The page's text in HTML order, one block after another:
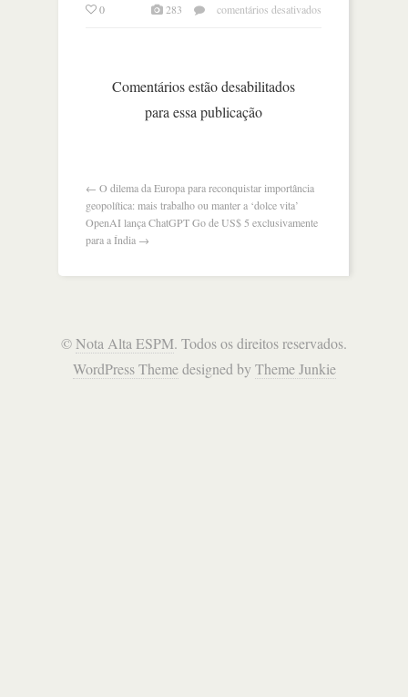
0 283 comentários desativados
Comentários estão desabilitados
para essa publicação
← O dilema da Europa para reconquistar importância
geopolítica: mais trabalho ou manter a ‘dolce vita’
OpenAI lança ChatGPT Go de US$ 5 exclusivamente
para a Índia →
©Nota Alta ESPM. Todos os direitos reservados.
WordPress Themedesigned by Theme Junkie